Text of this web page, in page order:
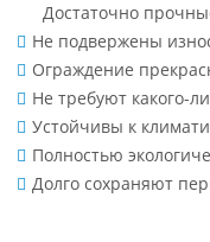
Достаточно
Не подвержены
Ограждение
Не требуют какого-
Устойчивы к
Полностью
Долго сохраняют